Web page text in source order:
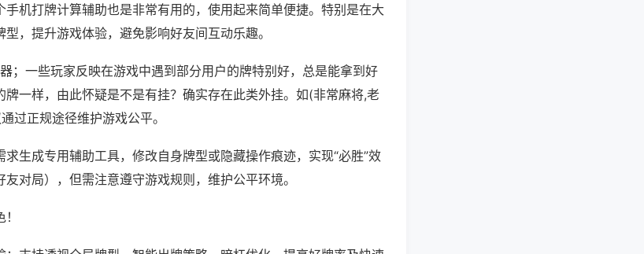
手机打牌计算辅助也是非常有用的，使用起来简单便捷。特别是在大
，提升游戏体验，避免影响好友间互动乐趣。
；一些玩家反映在游戏中遇到部分用户的牌特别好，总是能拿到好
牌一样，由此怀疑是不是有挂？确实存在此类外挂。如(非常麻将,老
过正规途径维护游戏公平。
生成专用辅助工具，修改自身牌型或隐藏操作痕迹，实现“必胜”效
对局），但需注意遵守游戏规则，维护公平环境。